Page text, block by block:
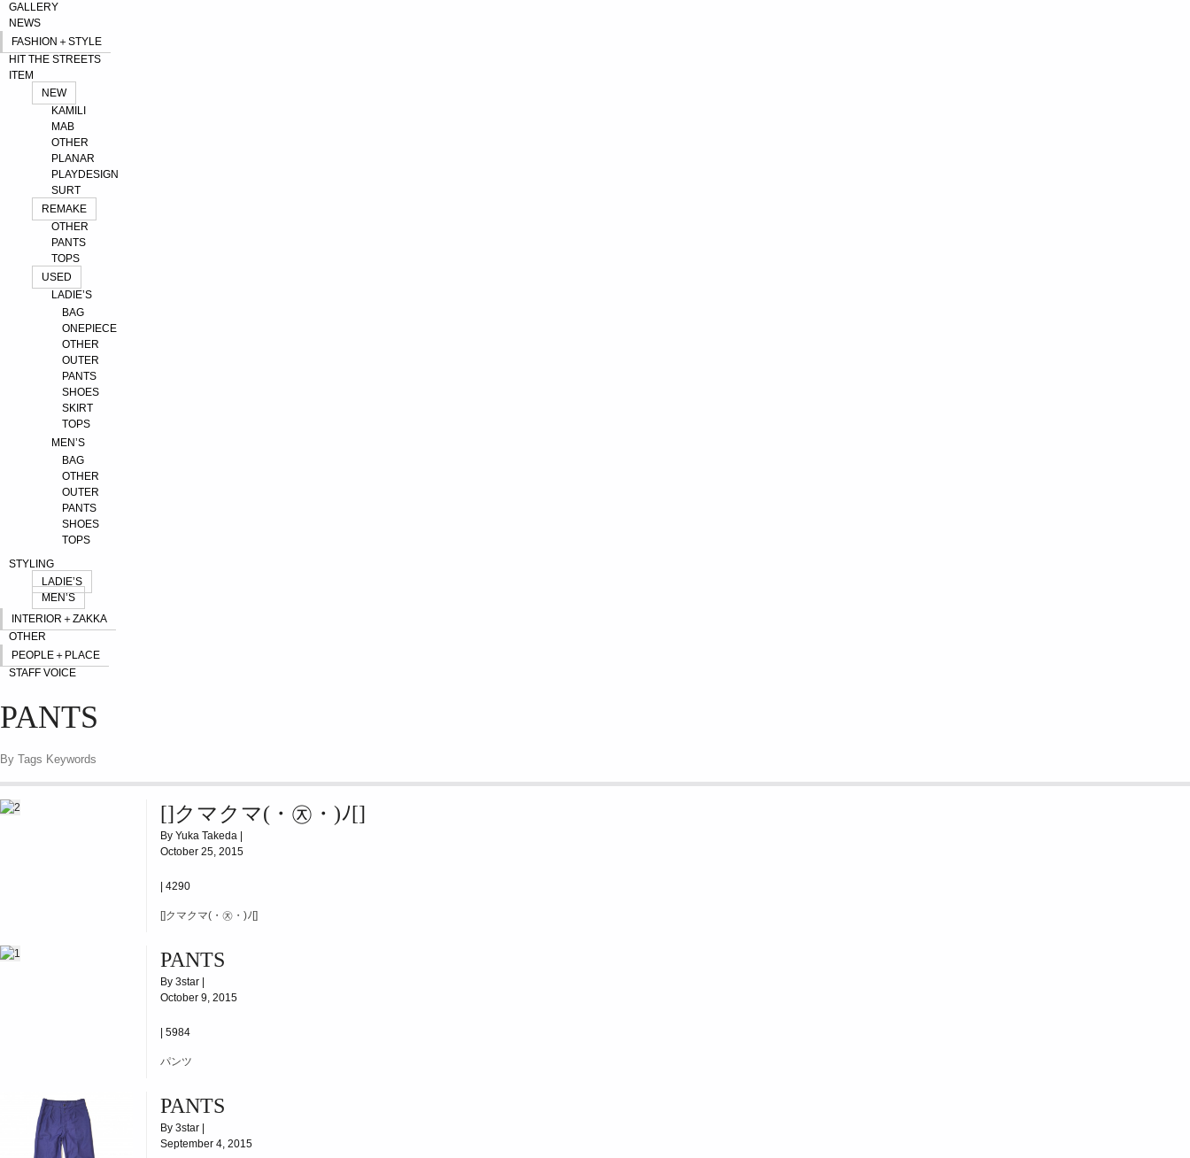
GALLERY
NEWS
FASHION＋STYLE
HIT THE STREETS
ITEM
NEW
KAMILI
MAB
OTHER
PLANAR
PLAYDESIGN
SURT
REMAKE
OTHER
PANTS
TOPS
USED
LADIE’S
BAG
ONEPIECE
OTHER
OUTER
PANTS
SHOES
SKIRT
TOPS
MEN’S
BAG
OTHER
OUTER
PANTS
SHOES
TOPS
STYLING
LADIE’S
MEN’S
INTERIOR＋ZAKKA
OTHER
PEOPLE＋PLACE
STAFF VOICE
PANTS
By Tags Keywords
[]クマクマ(・㉨・)ﾉ[]
By Yuka Takeda |
October 25, 2015
4290
[]クマクマ(・㉨・)ﾉ[]
PANTS
By 3star |
October 9, 2015
5984
パンツ
PANTS
By 3star |
September 4, 2015